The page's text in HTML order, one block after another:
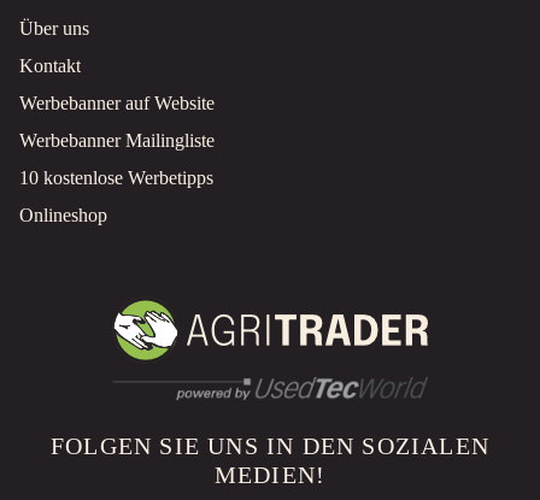
Über uns
Kontakt
Werbebanner auf Website
Werbebanner Mailingliste
10 kostenlose Werbetipps
Onlineshop
FOLGEN SIE UNS IN DEN SOZIALEN
MEDIEN!